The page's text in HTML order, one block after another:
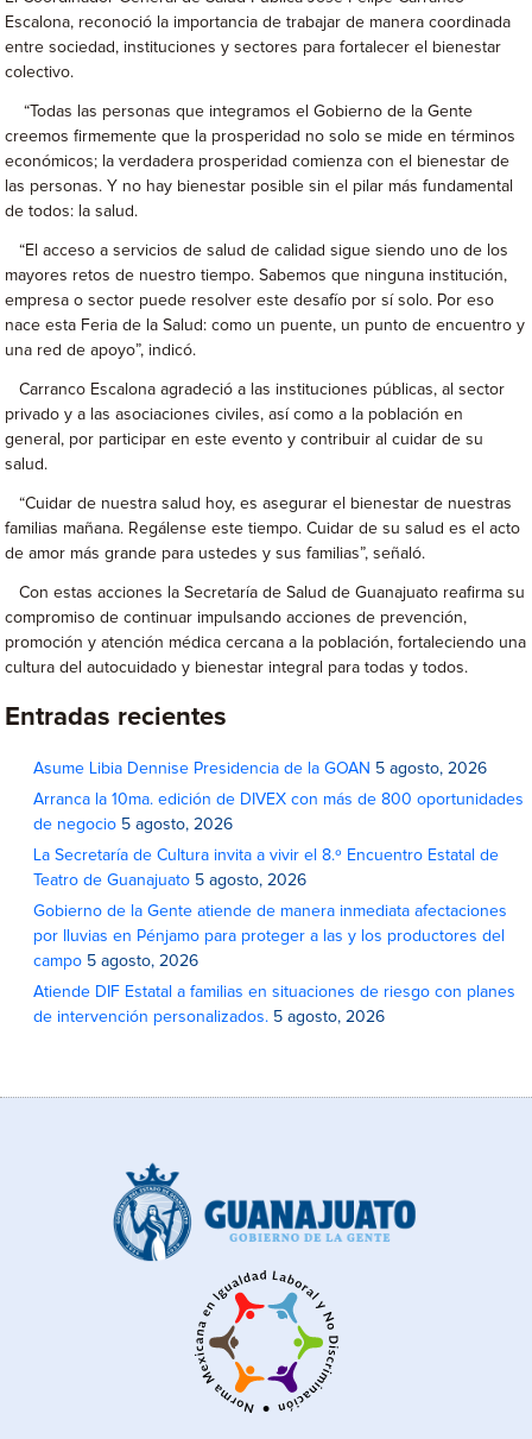
Escalona, reconoció la importancia de trabajar de manera coordinada
entre sociedad, instituciones y sectores para fortalecer el bienestar
colectivo.
“Todas las personas que integramos el Gobierno de la Gente
creemos firmemente que la prosperidad no solo se mide en términos
económicos; la verdadera prosperidad comienza con el bienestar de
las personas. Y no hay bienestar posible sin el pilar más fundamental
de todos: la salud.
“El acceso a servicios de salud de calidad sigue siendo uno de los
mayores retos de nuestro tiempo. Sabemos que ninguna institución,
empresa o sector puede resolver este desafío por sí solo. Por eso
nace esta Feria de la Salud: como un puente, un punto de encuentro y
una red de apoyo”, indicó.
Carranco Escalona agradeció a las instituciones públicas, al sector
privado y a las asociaciones civiles, así como a la población en
general, por participar en este evento y contribuir al cuidar de su
salud.
“Cuidar de nuestra salud hoy, es asegurar el bienestar de nuestras
familias mañana. Regálense este tiempo. Cuidar de su salud es el acto
de amor más grande para ustedes y sus familias”, señaló.
Con estas acciones la Secretaría de Salud de Guanajuato reafirma su
compromiso de continuar impulsando acciones de prevención,
promoción y atención médica cercana a la población, fortaleciendo una
cultura del autocuidado y bienestar integral para todas y todos.
Entradas recientes
Asume Libia Dennise Presidencia de la GOAN 5 agosto, 2026
Arranca la 10ma. edición de DIVEX con más de 800 oportunidades
de negocio 5 agosto, 2026
La Secretaría de Cultura invita a vivir el 8.º Encuentro Estatal de
Teatro de Guanajuato 5 agosto, 2026
Gobierno de la Gente atiende de manera inmediata afectaciones
por lluvias en Pénjamo para proteger a las y los productores del
campo 5 agosto, 2026
Atiende DIF Estatal a familias en situaciones de riesgo con planes
de intervención personalizados. 5 agosto, 2026